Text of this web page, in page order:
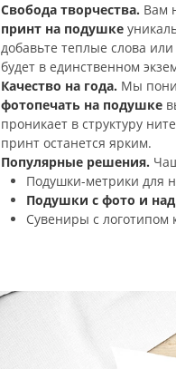
Свобода творчества. Вам
принт на подушке
добавьте теплые слова
будет в единственном
Качество на года. Мы
фотопечать на подушке
проникает в структуру
принт останется ярким.
Популярные решения.
Подушки-метрики для
Подушки с фото и
Сувениры с логотипом